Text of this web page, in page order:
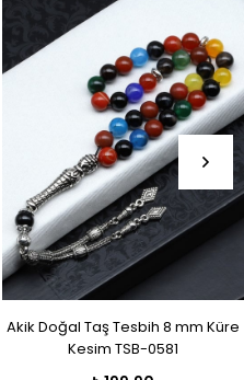
Akik Doğal Taş Tesbih 8 mm Küre
Kesim TSB-0581